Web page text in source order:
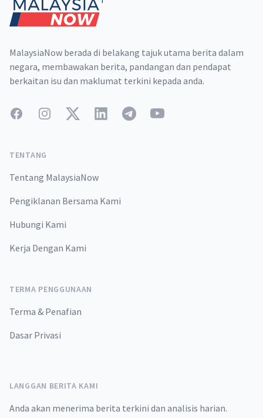
MalaysiaNow berada di belakang tajuk utama berita dalam
negara, membawakan berita, pandangan dan pendapat
berkaitan isu dan maklumat terkini kepada anda.
FacebookInstagramTwitterLinkedInTelegramYouTube
TENTANG
Tentang MalaysiaNow
Pengiklanan Bersama Kami
Hubungi Kami
Kerja Dengan Kami
TERMA PENGGUNAAN
Terma & Penafian
Dasar Privasi
LANGGAN BERITA KAMI
Anda akan menerima berita terkini dan analisis harian.